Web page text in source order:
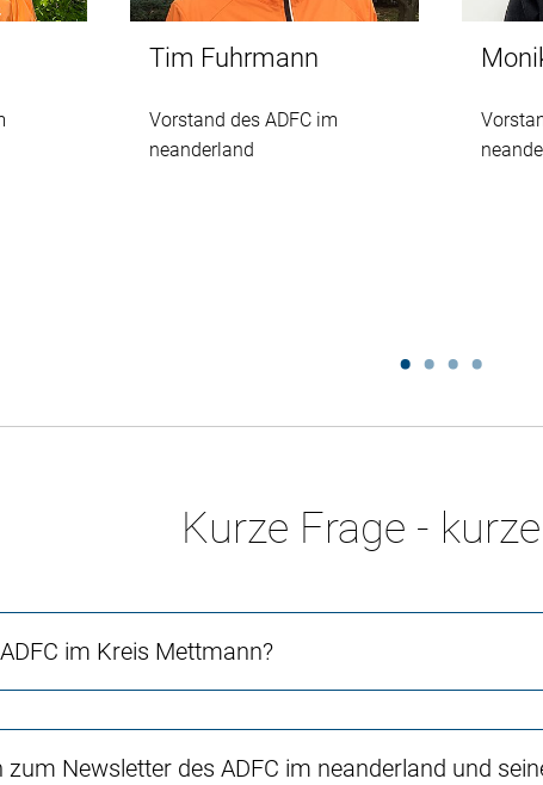
Tim Fuhrmann
Vorstand des ADFC im
neanderland
Kurze Frage -
im Kreis Mettmann?
Newsletter des ADFC im neanderland und